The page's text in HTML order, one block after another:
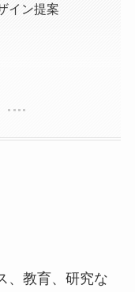
イン提案
、教育、研究な